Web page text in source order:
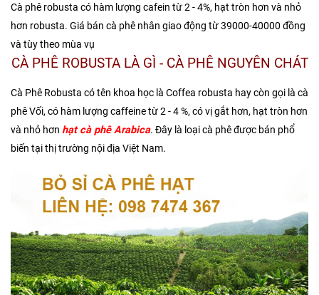
Cà phê robusta có hàm lượng cafein từ 2 - 4%, hạt tròn hơn và nhỏ
hơn robusta. Giá bán cà phê nhân giao động từ 39000-40000 đồng
và tùy theo mùa vụ
CÀ PHÊ ROBUSTA LÀ GÌ - CÀ PHÊ NGUYÊN CHÁT
Cà Phê Robusta có tên khoa học là Coffea robusta hay còn gọi là cà
phê Vối, có hàm lượng caffeine từ 2 - 4 %, có vị gắt hơn, hạt tròn hơn
và nhỏ hơn hạt cà phê Arabica. Đây là loại cà phê được bán phổ
biến tại thị trường nội địa Việt Nam.